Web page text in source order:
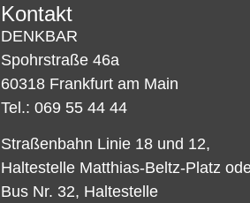
Kontakt
DENKBAR
Spohrstraße 46a
60318 Frankfurt am Main
Tel.: 069 55 44 44
Straßenbahn Linie 18 und 12,
Haltestelle Matthias-Beltz-Platz
Bus Nr. 32, Haltestelle